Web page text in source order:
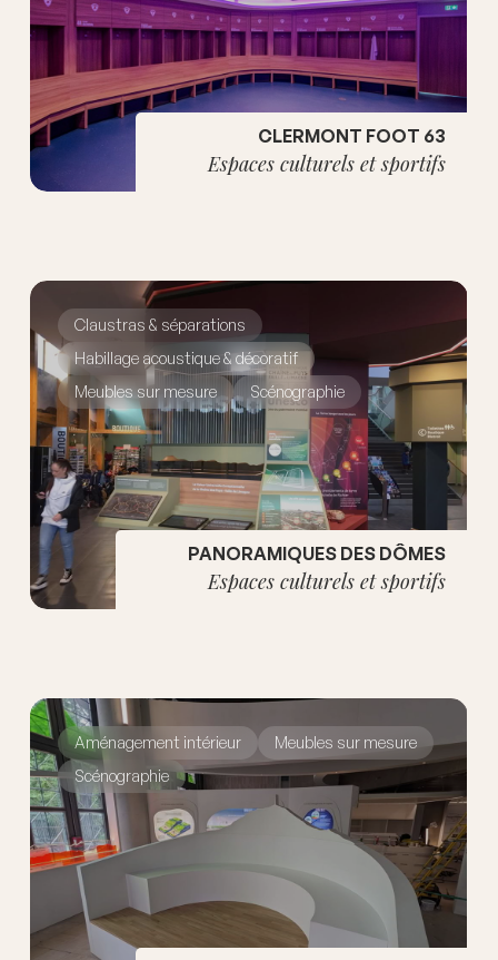
CLERMONT FOOT 63
Espaces culturels et sportifs
Claustras & séparations
Habillage acoustique & décoratif
Meubles sur mesure
Scénographie
PANORAMIQUES DES DÔMES
Espaces culturels et sportifs
Aménagement intérieur
Meubles sur mesure
Scénographie